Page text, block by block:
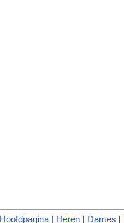
Hoofdpagina| Heren| Dames